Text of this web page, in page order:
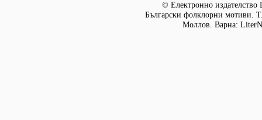
© Електронно издателство
Български фолклорни мотиви.
Моллов. Варна: